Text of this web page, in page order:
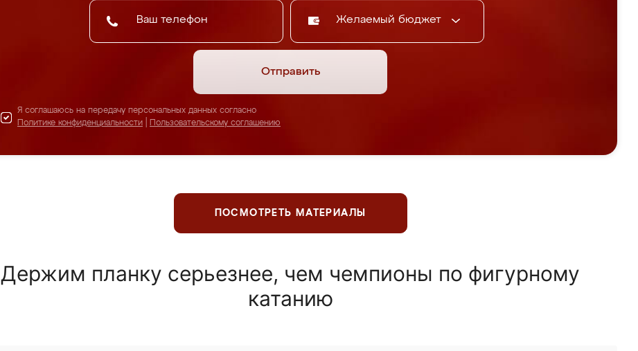
Желаемый бюджет
Отправить
Я соглашаюсь на передачу персональных данных согласно
Политике конфиденциальности
Пользовательскому соглашению
ПОСМОТРЕТЬ МАТЕРИАЛЫ
Держим планку серьезнее, чем чемпионы по фигурному
катанию